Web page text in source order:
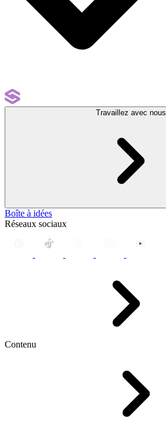
Travaillez avec nous
Boîte à idées
Réseaux sociaux
Contenu